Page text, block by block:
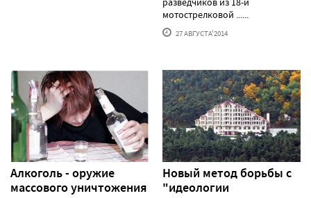
мотострелковой ......
27 АВГУСТА'2014
Алкоголь - оружие
массового уничтожения
Новый метод борьбы с
"идеологии